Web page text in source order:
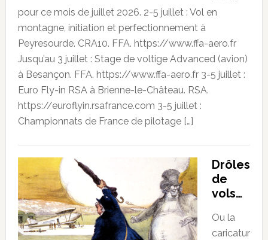
pour ce mois de juillet 2026. 2-5 juillet : Vol en
montagne, initiation et perfectionnement à
Peyresourde. CRA10. FFA. https://www.ffa-aero.fr
Jusqu’au 3 juillet : Stage de voltige Advanced (avion)
à Besançon. FFA. https://www.ffa-aero.fr 3-5 juillet :
Euro Fly-in RSA à Brienne-le-Château. RSA.
https://euroflyin.rsafrance.com 3-5 juillet :
Championnats de France de pilotage […]
Drôles
de
vols…
Ou la
caricatur